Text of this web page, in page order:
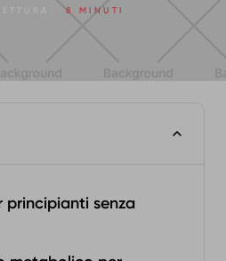
8 MINUTI
principianti senza